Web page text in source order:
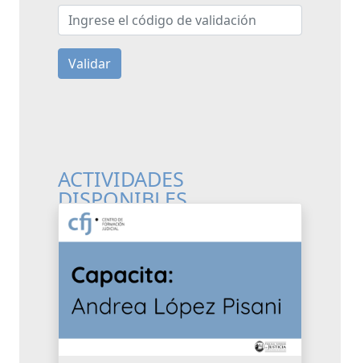
Ingrese el código de validación
Validar
ACTIVIDADES
DISPONIBLES